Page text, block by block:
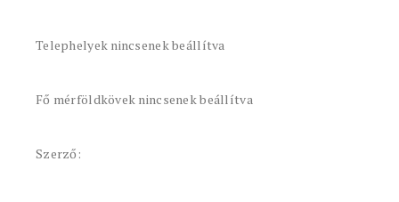
Telephelyek nincsenek beállítva
Fő mérföldkövek nincsenek beállítva
Szerző: